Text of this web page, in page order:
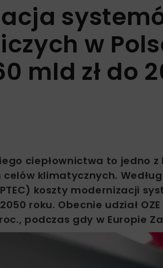
w
mld zł do
ciepłownictwa to jedno
klimatycznych.
koszty modernizacji
roku. Obecnie udział
podczas gdy w Europie